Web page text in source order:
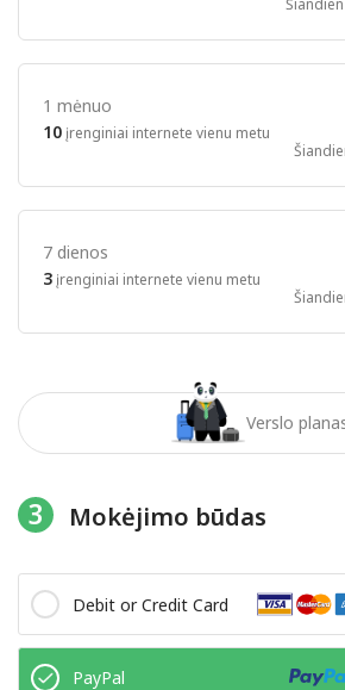
Verslo
1 mėnuo
10 įrenginiai internete vienu metu
7 dienos
3 įrenginiai internete vienu metu
3 Mokėjimo būdas
Debit or Credit Card
PayPal